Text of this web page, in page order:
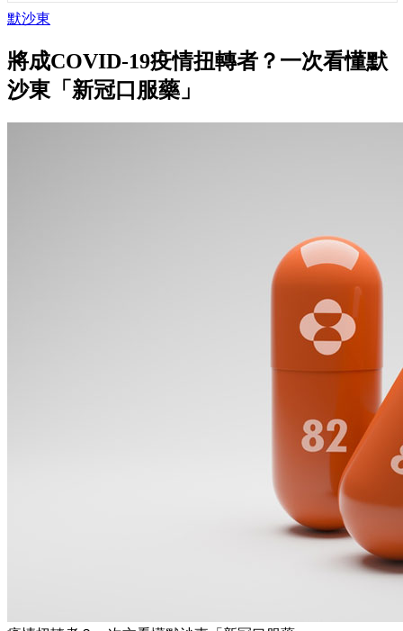
默沙東
將成COVID-19疫情扭轉者？一次看懂默
沙東「新冠口服藥」